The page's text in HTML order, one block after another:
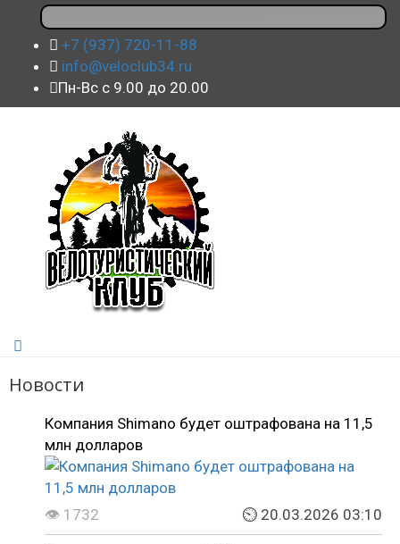
+7 (937) 720-11-88
info@veloclub34.ru
Пн-Вс с 9.00 до 20.00
Новости
Компания Shimano будет оштрафована на 11,5
млн долларов
👁 1732 ⏲ 20.03.2026 03:10